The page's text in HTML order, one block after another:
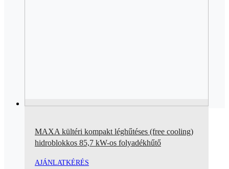
MAXA kültéri kompakt léghűtéses (free cooling)
hidroblokkos 85,7 kW-os folyadékhűtő
AJÁNLATKÉRÉS